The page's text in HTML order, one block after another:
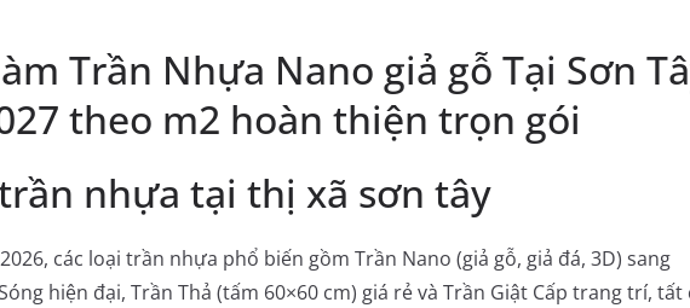
Trần Nhựa Nano giả gỗ Tại Sơn
theo m2 hoàn thiện trọn gói
nhựa tại thị xã sơn tây
các loại trần nhựa phổ biến gồm Trần Nano (giả gỗ, giả đá, 3D) sang
hiện đại, Trần Thả (tấm 60×60 cm) giá rẻ và Trần Giật Cấp trang trí, tất